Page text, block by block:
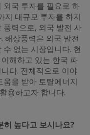
국 투자를 필요로 하
지 대규모 투자를 하지
풍력으로, 외국 발전 사
해상풍력은 외국 발전
없는 시장입니다. 현
해하고 있는 한국 파
다. 전체적으로 이야
을 받아 토탈에너지
용하고자 합니다.
히 높다고 보시나요?